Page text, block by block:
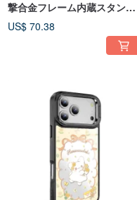
撃合金フレーム内蔵スタンド
付きミラーMagSafe ケース -
POP ハローキティ
US$ 70.38